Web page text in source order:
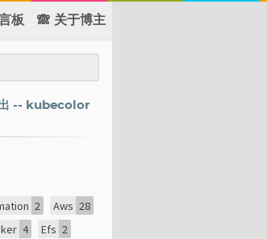
板 🙈 关于博主
-- kubecolor
2 Aws 28
4 Efs 2